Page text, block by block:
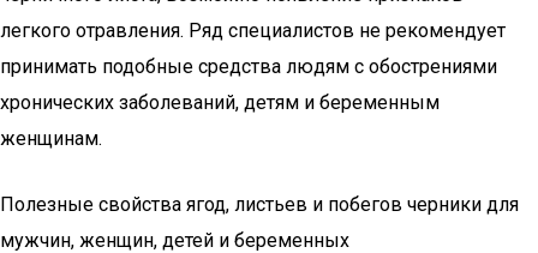
легкого отравления. Ряд специалистов не рекомендует
принимать подобные средства людям с обострениями
хронических заболеваний, детям и беременным
женщинам.
Полезные свойства ягод, листьев и побегов черники для
мужчин, женщин, детей и беременных